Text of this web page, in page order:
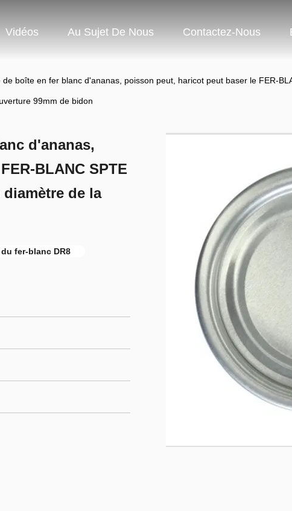
Vidéos Au Sujet De Nous Contactez-Nous
boîte en fer blanc d'ananas, poisson peut, haricot peut baser le FER-
99mm de bidon
d'ananas,
BLANC SPTE
de la
fer-blanc DR8